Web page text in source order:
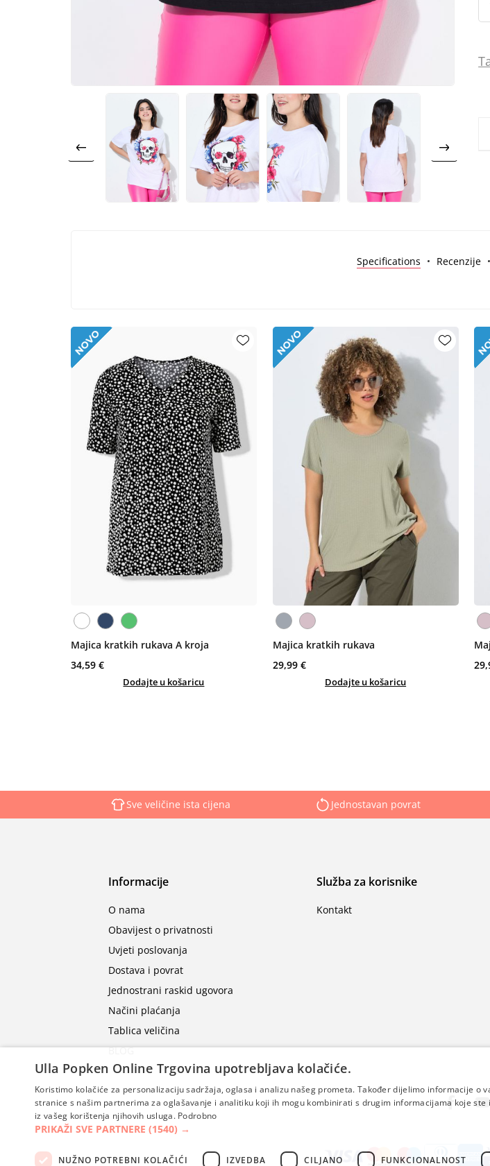
Specifications Recenzije
Majica kratkih rukava A kroja
34,59 €
Dodajte u košaricu
Majica kratkih rukava
29,99 €
Dodajte u košaricu
Sve veličine ista cijena Jednostavan povrat
Informacije
O nama
Obavijest o privatnosti
Uvjeti poslovanja
Dostava i povrat
Jednostrani raskid ugovora
Načini plaćanja
Tablica veličina
BLOG
Služba za korisnike
Kontakt
Ulla Popken Online Trgovina upotrebljava kolačiće.
Koristimo kolačiće za personalizaciju sadržaja, oglasa i analizu našeg prometa. Također dijelimo informacije o
stranice s našim partnerima za oglašavanje i analitiku koji ih mogu kombinirati s drugim informacijama koje ste
iz vašeg korištenja njihovih usluga. Podrobno
PRIKAŽI SVE PARTNERE (1540) →
NUŽNO POTREBNI KOLAČIĆI IZVEDBA CILJANO FUNKCIONALNOST